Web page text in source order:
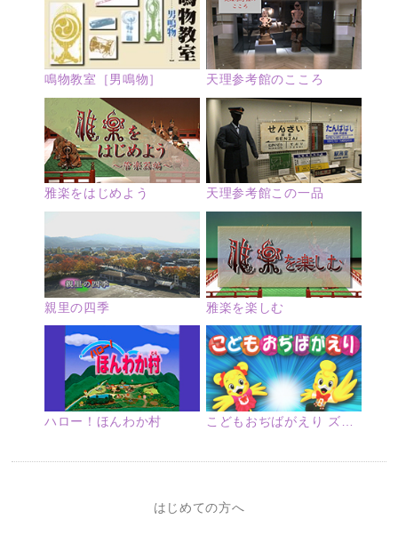
鳴物教室［男鳴物］ 天理参考館のこころ
雅楽をはじめよう 天理参考館この一品
親里の四季 雅楽を楽しむ
ハロー！ほんわか村
はじめての方へ